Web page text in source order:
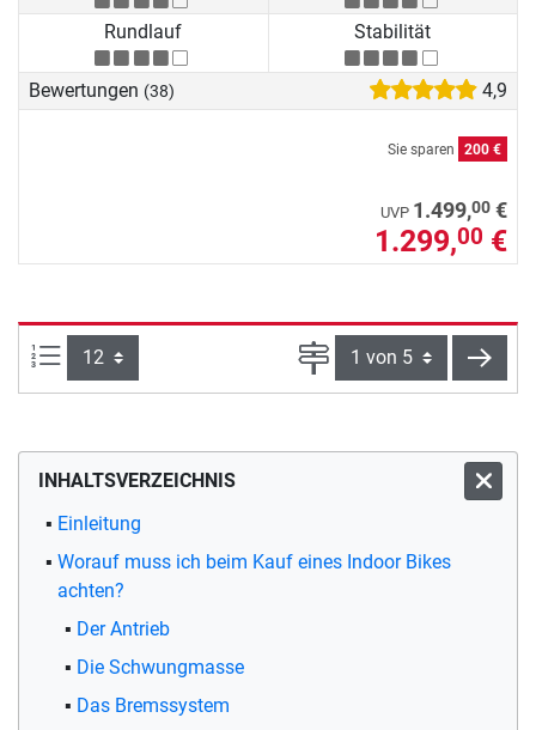
Rundlauf Stabilität
Bewertungen (38) 4,9
Sie sparen 200 €
UVP 1.499,00 €
1.299,00 €
Artikel pro Seite: Seite
INHALTSVERZEICHNIS
Einleitung
Worauf muss ich beim Kauf eines Indoor Bikes
achten?
Der Antrieb
Die Schwungmasse
Das Bremssystem